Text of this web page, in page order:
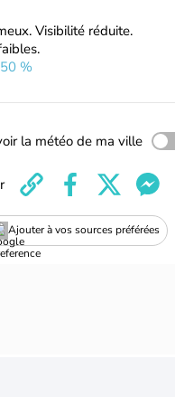
Visibilité réduite.
50 %
la météo de ma ville
Ajouter à vos sources préférées